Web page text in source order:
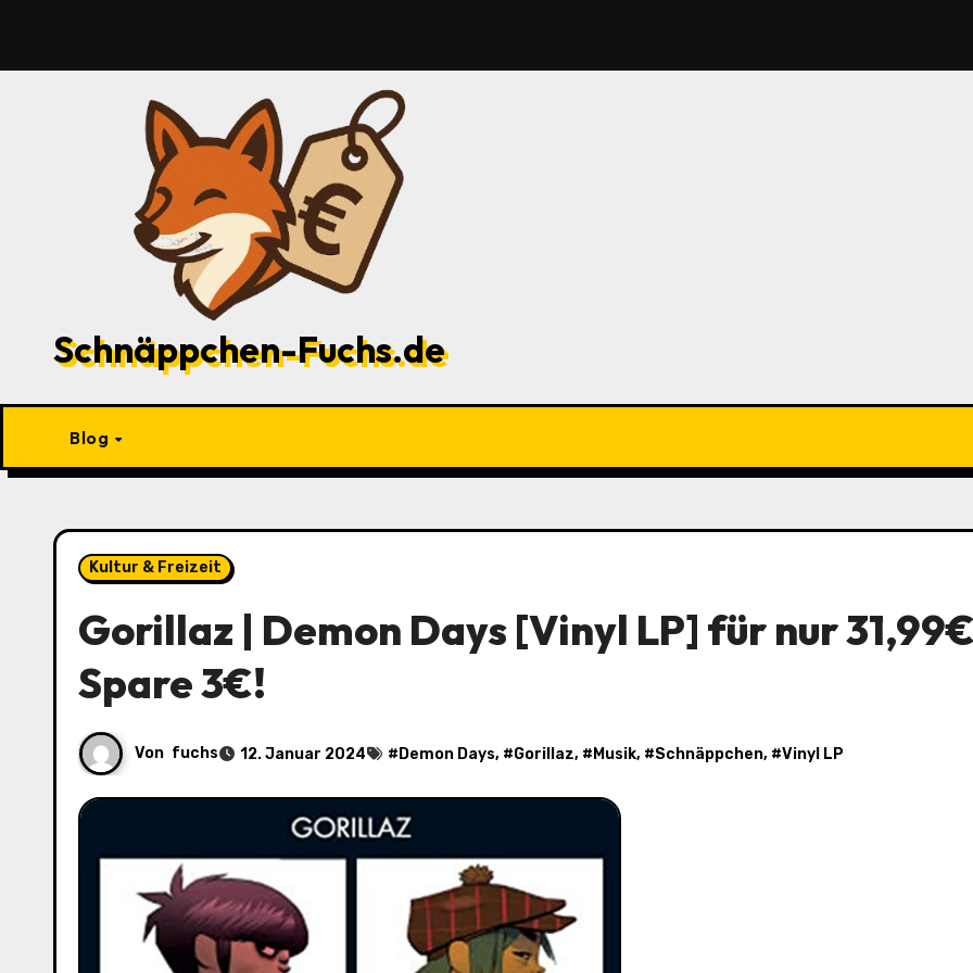
springen
Schnäppchen-Fuchs.de
Blog
Kultur & Freizeit
Gorillaz | Demon Days [Vinyl LP] für nur
Spare 3€!
Von fuchs 12. Januar 2024 # Demon Days, #Gorillaz, # Musik, #Schnäppchen, #Vinyl LP